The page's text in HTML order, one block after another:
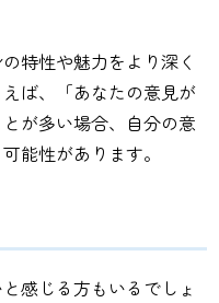
特性や魅力をより深く
ば、「あなたの意見が
が多い場合、自分の意
能性があります。
感じる方もいるでしょ